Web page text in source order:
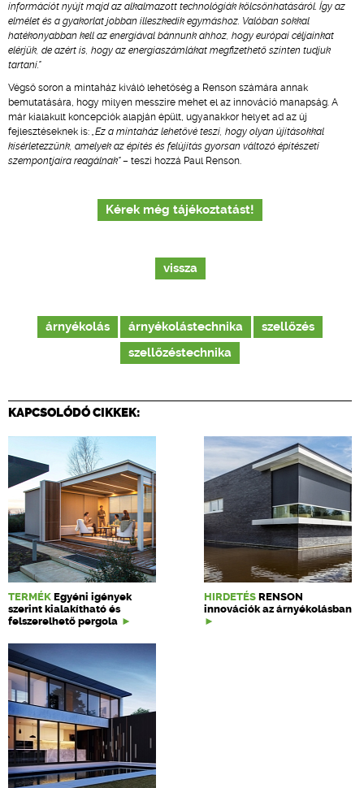
információt nyújt majd az alkalmazott technológiák kölcsönhatásáról. Így az
elmélet és a gyakorlat jobban illeszkedik egymáshoz. Valóban sokkal
hatékonyabban kell az energiával bánnunk ahhoz, hogy európai céljainkat
elérjük, de azért is, hogy az energiaszámlákat megfizethető szinten tudjuk
tartani."
Végső soron a mintaház kiváló lehetőség a Renson számára annak
bemutatására, hogy milyen messzire mehet el az innováció manapság. A
már kialakult koncepciók alapján épült, ugyanakkor helyet ad az új
fejlesztéseknek is: „Ez a mintaház lehetővé teszi, hogy olyan újításokkal
kísérletezzünk, amelyek az építés és felújítás gyorsan változó építészeti
szempontjaira reagálnak"– teszi hozzá Paul Renson.
Kérek még tájékoztatást!
vissza
árnyékolás árnyékolástechnika
szellőzés
szellőzéstechnika
KAPCSOLÓDÓ CIKKEK:
TERMÉK Egyéni igények
szerint kialakítható és
felszerelhető pergola
HIRDETÉS RENSON
innovációk az árnyékolásban